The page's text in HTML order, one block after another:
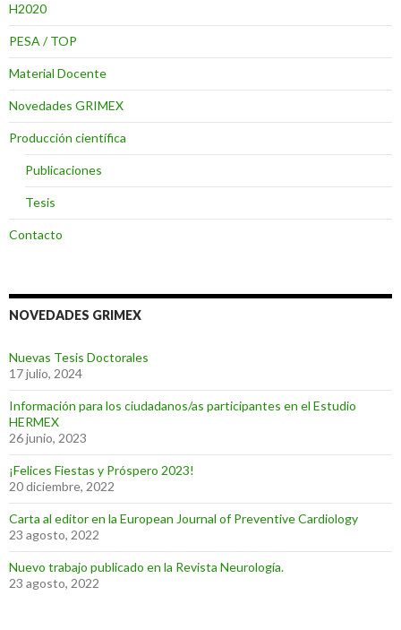
H2020
PESA / TOP
Material Docente
Novedades GRIMEX
Producción científica
Publicaciones
Tesis
Contacto
NOVEDADES GRIMEX
Nuevas Tesis Doctorales
17 julio, 2024
Información para los ciudadanos/as participantes en el Estudio
HERMEX
26 junio, 2023
¡Felices Fiestas y Próspero 2023!
20 diciembre, 2022
Carta al editor en la European Journal of Preventive Cardiology
23 agosto, 2022
Nuevo trabajo publicado en la Revista Neurología.
23 agosto, 2022